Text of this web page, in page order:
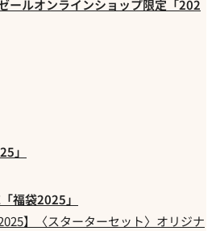
ールオンラインショップ限定「202
」
福袋2025」
】〈スターターセット〉オリジナ